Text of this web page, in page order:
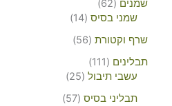
שמנים
62
שמני בסיס 14
שרף וקטורת 56
תבלינים
111
עשבי תיבול 25
תבליני בסיס 57